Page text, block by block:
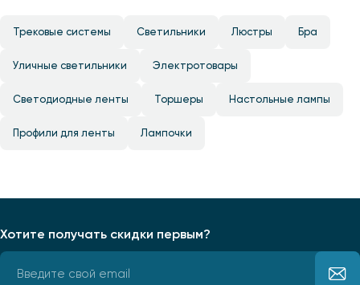
Трековые системы Светильники Люстры Бра
Уличные светильники Электротовары
Светодиодные ленты Торшеры Настольные лампы
Профили для ленты Лампочки
Хотите получать скидки первым?